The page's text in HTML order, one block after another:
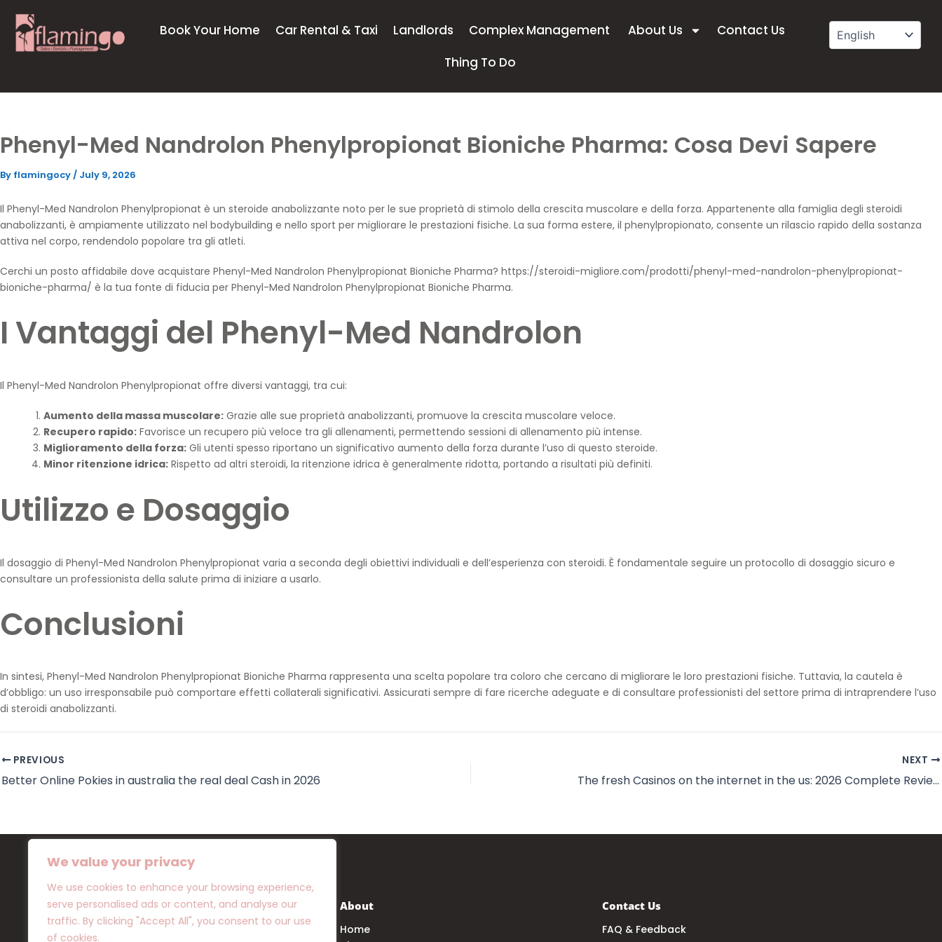
We value your privacy
We use cookies to enhance your browsing experience,
serve personalised ads or content, and analyse our
traffic. By clicking "Accept All", you consent to our use
of cookies.
content
Book Your Home Car Rental & Taxi Landlords Complex Management About Us
Contact Us
Thing To Do
Phenyl-Med Nandrolon Phenylpropionat Bioniche Pharma: Cosa Devi Sapere
By flamingocy/ July 9, 2026
Il Phenyl-Med Nandrolon Phenylpropionat è un steroide anabolizzante noto per le sue proprietà di stimolo della crescita muscolare e della forza. Appartenente alla famiglia degli steroidi
anabolizzanti, è ampiamente utilizzato nel bodybuilding e nello sport per migliorare le prestazioni fisiche. La sua forma estere, il phenylpropionato, consente un rilascio rapido della sostanza
attiva nel corpo, rendendolo popolare tra gli atleti.
Cerchi un posto affidabile dove acquistare Phenyl-Med Nandrolon Phenylpropionat Bioniche Pharma? https://steroidi-migliore.com/prodotti/phenyl-med-nandrolon-phenylpropionat-
bioniche-pharma/ è la tua fonte di fiducia per Phenyl-Med Nandrolon Phenylpropionat Bioniche Pharma.
I Vantaggi del Phenyl-Med Nandrolon
Il Phenyl-Med Nandrolon Phenylpropionat offre diversi vantaggi, tra cui:
Aumento della massa muscolare: Grazie alle sue proprietà anabolizzanti, promuove la crescita muscolare veloce.
Recupero rapido: Favorisce un recupero più veloce tra gli allenamenti, permettendo sessioni di allenamento più intense.
Miglioramento della forza: Gli utenti spesso riportano un significativo aumento della forza durante l’uso di questo steroide.
Minor ritenzione idrica: Rispetto ad altri steroidi, la ritenzione idrica è generalmente ridotta, portando a risultati più definiti.
Utilizzo e Dosaggio
Il dosaggio di Phenyl-Med Nandrolon Phenylpropionat varia a seconda degli obiettivi individuali e dell’esperienza con steroidi. È fondamentale seguire un protocollo di dosaggio sicuro e
consultare un professionista della salute prima di iniziare a usarlo.
Conclusioni
In sintesi, Phenyl-Med Nandrolon Phenylpropionat Bioniche Pharma rappresenta una scelta popolare tra coloro che cercano di migliorare le loro prestazioni fisiche. Tuttavia, la cautela è
d’obbligo: un uso irresponsabile può comportare effetti collaterali significativi. Assicurati sempre di fare ricerche adeguate e di consultare professionisti del settore prima di intraprendere l’uso
di steroidi anabolizzanti.
PREVIOUS
Better Online Pokies in australia the real deal Cash in 2026
NEXT
The fresh Casinos on the internet in the us: 2026 Complete Reviews
Location
OTHELLOU 10 ,8042 PAPHOS
About
Home
Contact Us
FAQ & Feedback